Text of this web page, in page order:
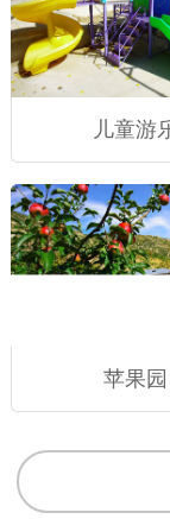
儿童游
苹果园